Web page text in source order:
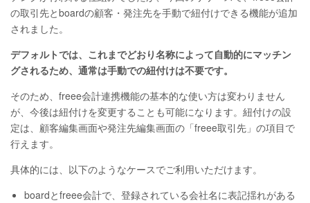
の取引先とboardの顧客・発注先を手動で紐付けできる機能が追加
されました。
デフォルトでは、これまでどおり名称によって自動的にマッチン
グされるため、通常は手動での紐付けは不要です。
そのため、freee会計連携機能の基本的な使い方は変わりません
が、今後は紐付けを変更することも可能になります。紐付けの設
定は、顧客編集画面や発注先編集画面の「freee取引先」の項目で
行えます。
具体的には、以下のようなケースでご利用いただけます。
boardとfreee会計で、登録されている会社名に表記揺れがある